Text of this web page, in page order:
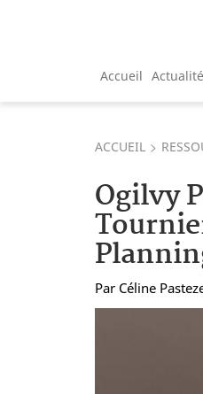
Accueil
ACCUEIL
Ogilvy
Par Céline